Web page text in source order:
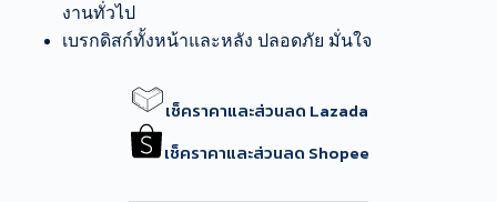
งานทั่วไป
เบรกดิสก์ทั้งหน้าและหลัง ปลอดภัย มั่นใจ
เช็คราคาและส่วนลด Lazada
เช็คราคาและส่วนลด Shopee